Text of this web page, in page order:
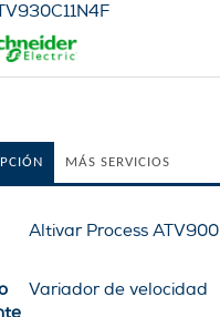
MÁS SERVICIOS
Altivar Process ATV900
Variador de velocidad